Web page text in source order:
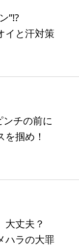
”!?
イと汗対策
チの前に
掴め！
大丈夫？
ハラの大罪